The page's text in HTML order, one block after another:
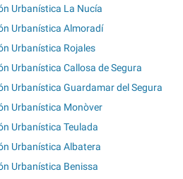
Urbanística La Nucía
Urbanística Almoradí
Urbanística Rojales
Urbanística Callosa de Segura
Urbanística Guardamar del Segura
Urbanística Monòver
Urbanística Teulada
Urbanística Albatera
Urbanística Benissa